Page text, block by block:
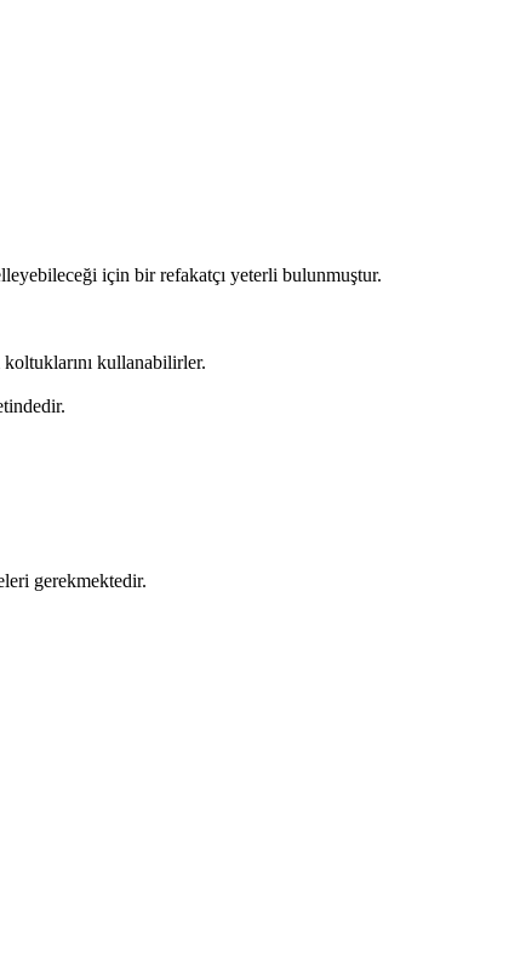
için bir refakatçı yeterli bulunmuştur.
kullanabilirler.
gerekmektedir.